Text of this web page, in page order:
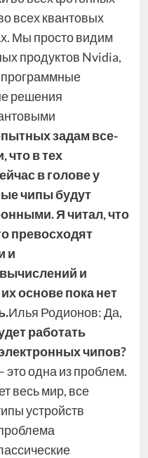
всех квантовых
Мы просто видим
продуктов Nvidia,
программные
решения
задам все-
что в тех
в голове у
чипы будут
Я читал, что
превосходят
и
и
основе пока нет
Илья Родионов: Да,
работать
чипов?
одна из проблем.
весь мир, все
устройств